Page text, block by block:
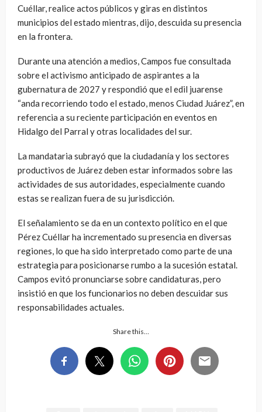
Cuéllar, realice actos públicos y giras en distintos
municipios del estado mientras, dijo, descuida su presencia
en la frontera.
Durante una atención a medios, Campos fue consultada
sobre el activismo anticipado de aspirantes a la
gubernatura de 2027 y respondió que el edil juarense
“anda recorriendo todo el estado, menos Ciudad Juárez”, en
referencia a su reciente participación en eventos en
Hidalgo del Parral y otras localidades del sur.
La mandataria subrayó que la ciudadanía y los sectores
productivos de Juárez deben estar informados sobre las
actividades de sus autoridades, especialmente cuando
estas se realizan fuera de su jurisdicción.
El señalamiento se da en un contexto político en el que
Pérez Cuéllar ha incrementado su presencia en diversas
regiones, lo que ha sido interpretado como parte de una
estrategia para posicionarse rumbo a la sucesión estatal.
Campos evitó pronunciarse sobre candidaturas, pero
insistió en que los funcionarios no deben descuidar sus
responsabilidades actuales.
Share this…